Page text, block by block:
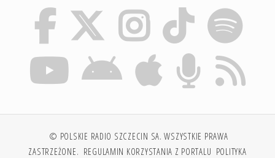
© POLSKIE RADIO SZCZECIN SA. WSZYSTKIE PRAWA
ZASTRZEŻONE. REGULAMIN KORZYSTANIA Z PORTALU POLITYKA